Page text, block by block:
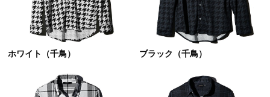
ホワイト（千鳥） ブラック（千鳥）